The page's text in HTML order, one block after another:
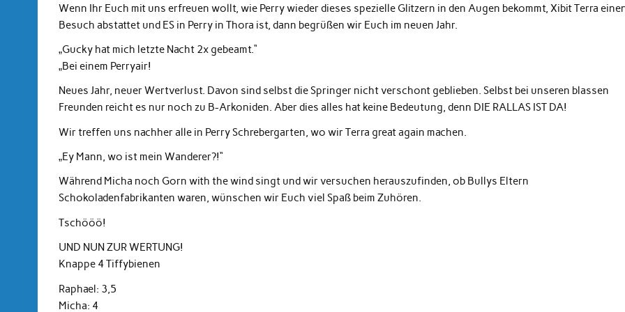
Wenn Ihr Euch mit uns erfreuen wollt, wie Perry wieder dieses spezielle Glitzern in den Augen bekommt, Xibit Terra
Besuch abstattet und ES in Perry in Thora ist, dann begrüßen wir Euch im neuen Jahr.
„Gucky hat mich letzte Nacht 2x gebeamt.“
„Bei einem Perryair!
Neues Jahr, neuer Wertverlust. Davon sind selbst die Springer nicht verschont geblieben. Selbst bei unseren blassen
Freunden reicht es nur noch zu B-Arkoniden. Aber dies alles hat keine Bedeutung, denn DIE RALLAS IST DA!
Wir treffen uns nachher alle in Perry Schrebergarten, wo wir Terra great again machen.
„Ey Mann, wo ist mein Wanderer?!“
Während Micha noch Gorn with the wind singt und wir versuchen herauszufinden, ob Bullys Eltern
Schokoladenfabrikanten waren, wünschen wir Euch viel Spaß beim Zuhören.
Tschööö!
UND NUN ZUR WERTUNG!
Knappe 4 Tiffybienen
Raphael: 3,5
Micha: 4